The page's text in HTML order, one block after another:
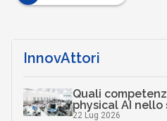
InnovAttori
Quali
physical AI nello
22 Lug 2026